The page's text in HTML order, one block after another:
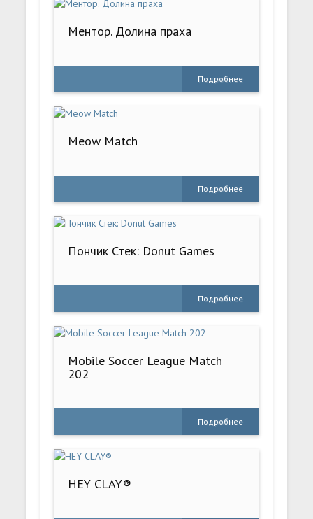
Ментор. Долина праха
Подробнее
Meow Match
Подробнее
Пончик Стек: Donut Games
Подробнее
Mobile Soccer League Match
202
Подробнее
HEY CLAY®